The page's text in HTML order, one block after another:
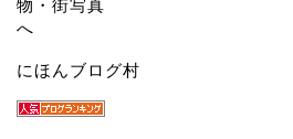
にほんブログ村